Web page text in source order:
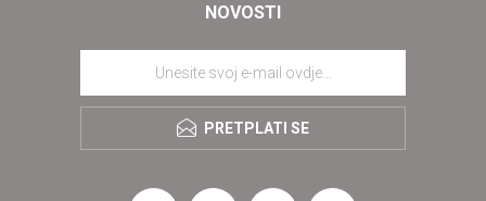
NOVOSTI
PRETPLATI SE